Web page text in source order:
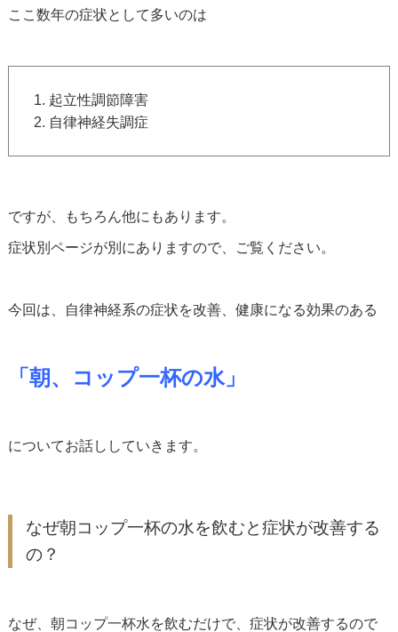
ここ数年の症状として多いのは
起立性調節障害
自律神経失調症
ですが、もちろん他にもあります。
症状別ページが別にありますので、ご覧ください。
今回は、自律神経系の症状を改善、健康になる効果のある
「朝、コップ一杯の水」
についてお話ししていきます。
なぜ朝コップ一杯の水を飲むと症状が改善する
の？
なぜ、朝コップ一杯水を飲むだけで、症状が改善するので